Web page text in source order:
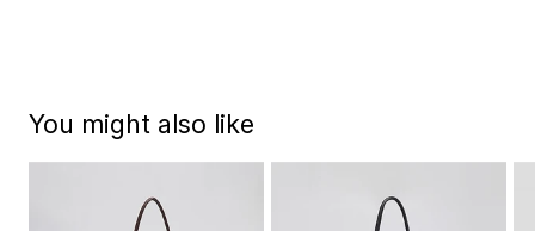
You might also like